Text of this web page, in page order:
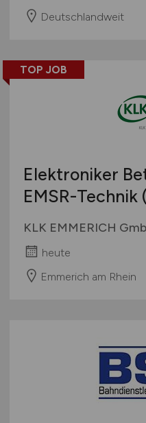
Deutschlandweit
TOP JOB
Elektroniker
EMSR-Technik
KLK EMMERICH
heute
Emmerich am Rhein